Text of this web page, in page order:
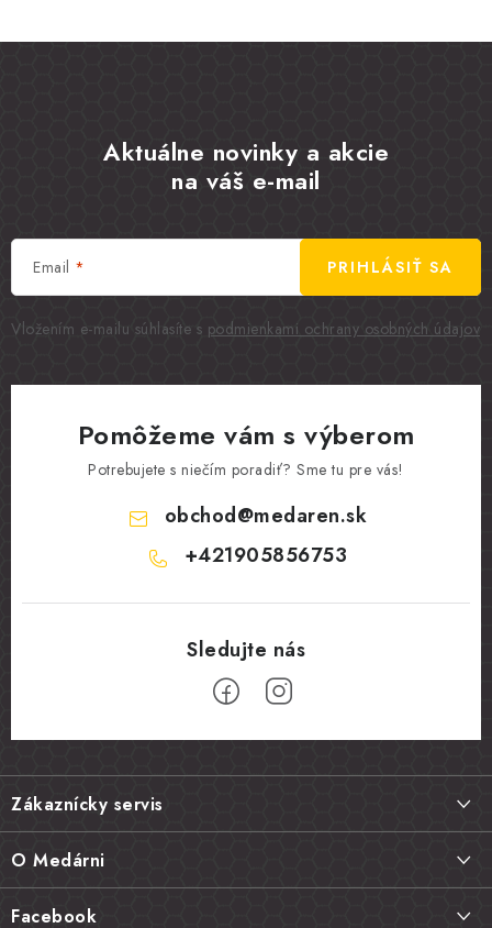
Aktuálne novinky a akcie
na váš e-mail
Email
Vložením e-mailu súhlasíte s podmienkami ochrany osobných údajov
PRIHLÁSIŤ SA
Pomôžeme vám s výberom
Potrebujete s niečím poradiť? Sme tu pre vás!
obchod@medaren.sk
+421905856753
Z
á
p
ä
Zákaznícky servis
Vrátenie tovaru, výmena a reklamácie
O Medárni
Facebook